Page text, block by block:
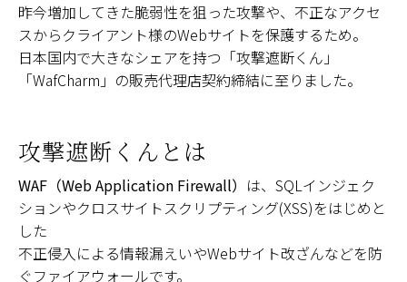
昨今増加してきた脆弱性を狙った攻撃や、不正なアクセ
スからクライアント様のWebサイトを保護するため。
日本国内で大きなシェアを持つ「攻撃遮断くん」
「WafCharm」の販売代理店契約締結に至りました。
攻撃遮断くんとは
WAF（Web Application Firewall） は、SQLインジェク
ションやクロスサイトスクリプティング(XSS)をはじめと
した
不正侵入による情報漏えいやWebサイト改ざんなどを防
ぐファイアウォールです。